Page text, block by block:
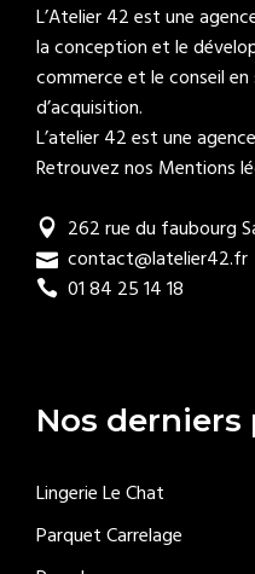
L’Atelier 42 est une
la conception et le
commerce et le conseil
d’acquisition.
L’atelier 42 est une
Retrouvez nos Mentions
262 rue du faubourg
contact@latelier42.fr
01 84 25 14 18
Nos derniers
Lingerie Le Chat
Parquet Carrelage